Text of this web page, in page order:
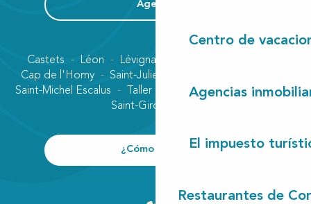
Centro de
Agencias
El impuesto
Restaurantes de
Agenda
Castets Léon Lévignacq
Cap de l'Homy
Saint-Julien-en-Born
Saint-Michel Escalus
Taller
Vielle-Saint-Girons
Saint-Girons plage
¿Cómo llegar?